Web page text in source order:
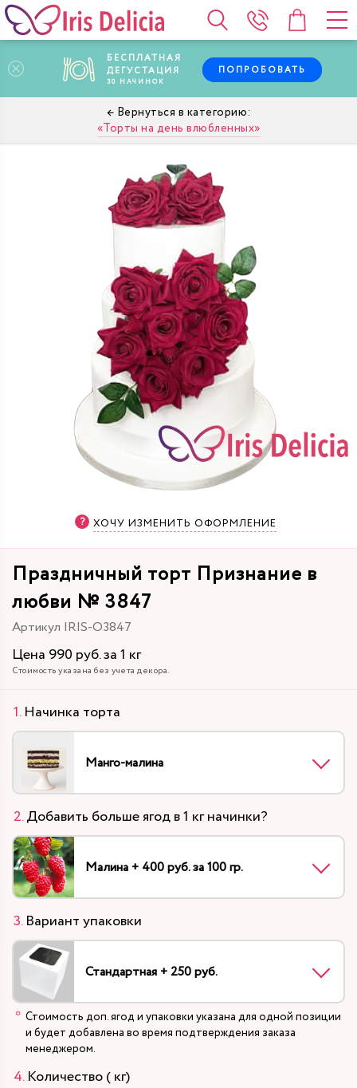
БЕСПЛАТНАЯ
ДЕГУСТАЦИЯ
30 НАЧИНОК
ПОПРОБОВАТЬ
Торты на день влюбленных
ХОЧУ ИЗМЕНИТЬ ОФОРМЛЕНИЕ
Праздничный торт Признание в
любви № 3847
Артикул IRIS-O3847
Цена 990 руб. за 1 кг
Стоимость указана без учета декора.
Начинка торта
Манго-малина
Добавить больше ягод в 1 кг начинки?
Малина + 400 руб. за 100 гр.
Вариант упаковки
Стандартная + 250 руб.
Стоимость доп. ягод и упаковки указана для одной позиции
и будет добавлена во время подтверждения заказа
менеджером.
Количество ( кг)